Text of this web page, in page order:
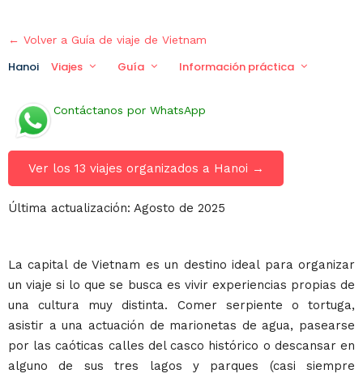
← Volver a Guía de viaje de Vietnam
Hanoi Viajes Guía Información práctica
Contáctanos por WhatsApp
Ver los 13 viajes organizados a Hanoi →
Última actualización: Agosto de 2025
La capital de Vietnam es un destino ideal para organizar
un viaje si lo que se busca es vivir experiencias propias de
una cultura muy distinta. Comer serpiente o tortuga,
asistir a una actuación de marionetas de agua, pasearse
por las caóticas calles del casco histórico o descansar en
alguno de sus tres lagos y parques (casi siempre